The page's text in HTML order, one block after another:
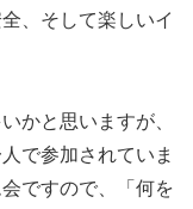
、そして楽しいイ
かと思いますが、
で参加されていま
ですので、「何を